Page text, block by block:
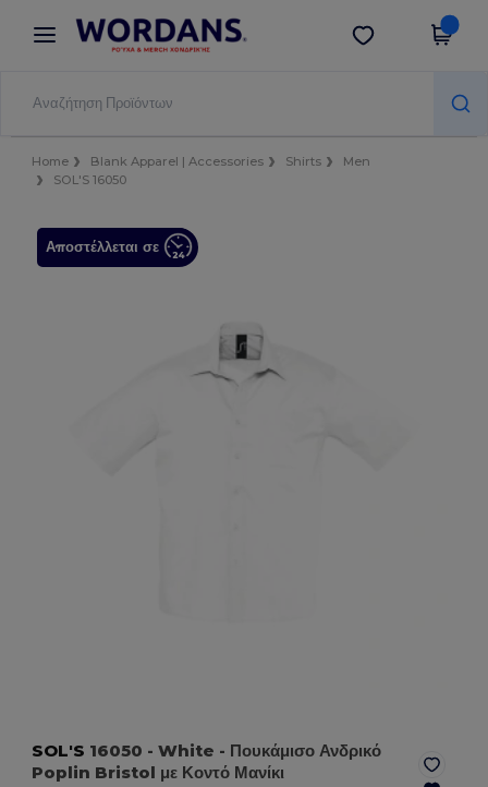
× Εφαρμογή Wordans
Καλύτερες τιμές στην εφαρμογή!
Λήψη app
Home Blank Apparel | Accessories Shirts
Men
SOL'S 16050
Αποστέλλεται σε
SOL'S 16050 - White - Πουκάμισο Ανδρικό
Poplin Bristol με Κοντό Μανίκι